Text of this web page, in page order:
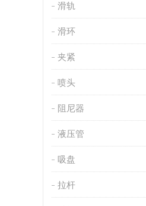
滑轨
滑环
夹紧
喷头
阻尼器
液压管
吸盘
拉杆